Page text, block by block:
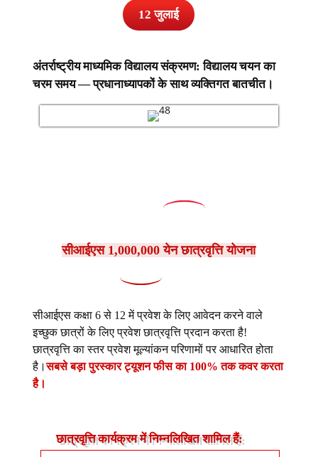
12 जुलाई
अंतर्राष्ट्रीय माध्यमिक विद्यालय संक्रमण: विद्यालय चयन का
चरम समय — प्रधानाध्यापकों के साथ व्यक्तिगत बातचीत।
सीआईएस 1,000,000 येन छात्रवृत्ति योजना
सीआईएस कक्षा 6 से 12 में प्रवेश के लिए आवेदन करने वाले
इच्छुक छात्रों के लिए प्रवेश छात्रवृत्ति प्रदान करता है!
छात्रवृत्ति का स्तर प्रवेश मूल्यांकन परिणामों पर आधारित होता
है।सबसे बड़ा पुरस्कार ट्यूशन फीस का 100% तक कवर करता
है।
छात्रवृत्ति कार्यक्रम में निम्नलिखित शामिल हैं: